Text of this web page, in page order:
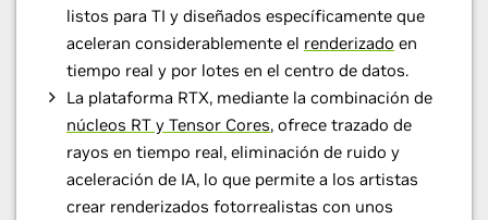
listos para TI y diseñados específicamente que
aceleran considerablemente el renderizado en
tiempo real y por lotes en el centro de datos.
La plataforma RTX, mediante la combinación de
núcleos RT y Tensor Cores, ofrece trazado de
rayos en tiempo real, eliminación de ruido y
aceleración de IA, lo que permite a los artistas
crear renderizados fotorrealistas con unos